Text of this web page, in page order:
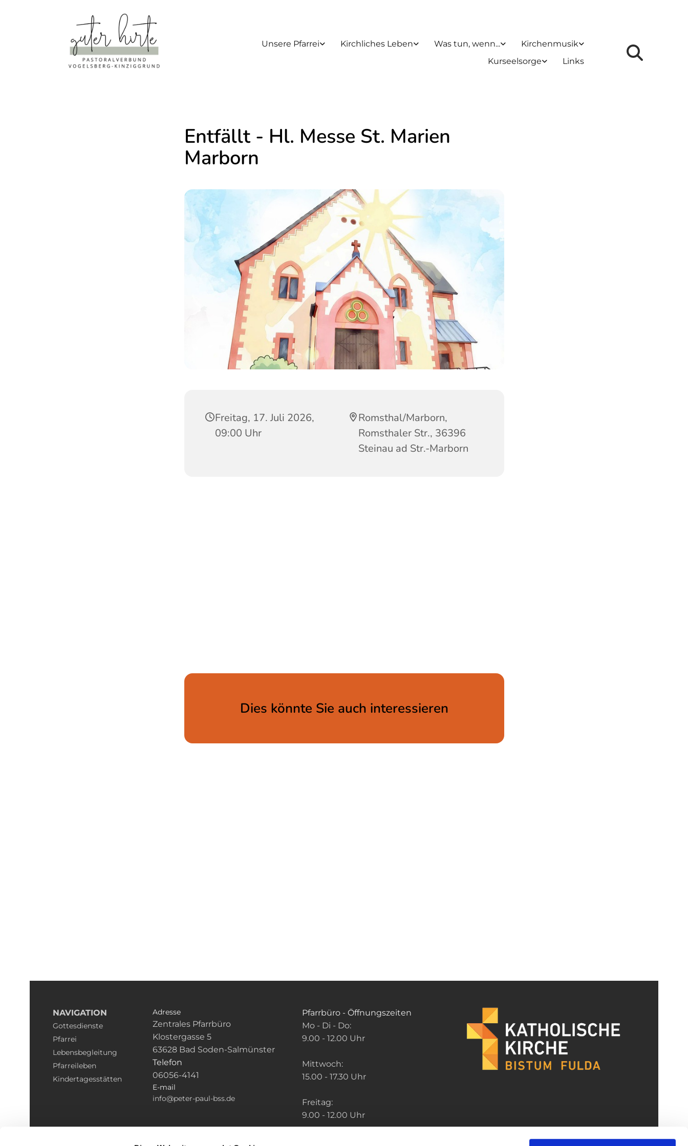
Unsere Pfarrei Kirchliches Leben Was tun, wenn...
Kirchenmusik
Kurseelsorge
Links
Entfällt - Hl. Messe St. Marien
Marborn
Freitag, 17. Juli 2026,
09:00 Uhr
Romsthal/Marborn,
Romsthaler Str., 36396
Steinau ad Str.-Marborn
Dies könnte Sie auch interessieren
NAVIGATION
Gottesdienste
Pfarrei
Lebensbegleitung
Pfarreileben
Kindertagesstätten
Adresse
Zentrales Pfarrbüro
Klostergasse 5
63628 Bad Soden-Salmünster
Telefon
06056-4141
E-mail
info@peter-paul-bss.de
Pfarrbüro - Öffnungszeiten
Mo - Di - Do:
9.00 - 12.00 Uhr
Mittwoch:
15.00 - 17.30 Uhr
Freitag:
9.00 - 12.00 Uhr